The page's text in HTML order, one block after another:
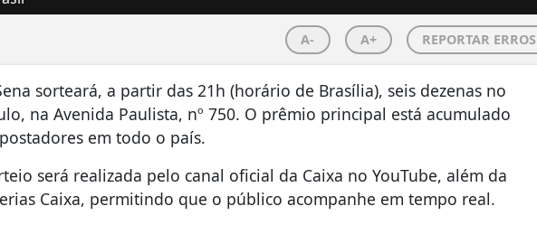
A- A+ REPORTAR ERROS
sorteará, a partir das 21h (horário de Brasília), seis dezenas no
na Avenida Paulista, nº 750. O prêmio principal está acumulado
em todo o país.
será realizada pelo canal oficial da Caixa no YouTube, além da
Caixa, permitindo que o público acompanhe em tempo real.